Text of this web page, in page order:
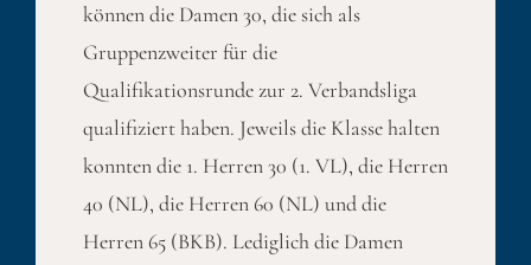
können die Damen 30, die sich als
Gruppenzweiter für die
Qualifikationsrunde zur 2. Verbandsliga
qualifiziert haben. Jeweils die Klasse halten
konnten die 1. Herren 30 (1. VL), die Herren
40 (NL), die Herren 60 (NL) und die
Herren 65 (BKB). Lediglich die Damen